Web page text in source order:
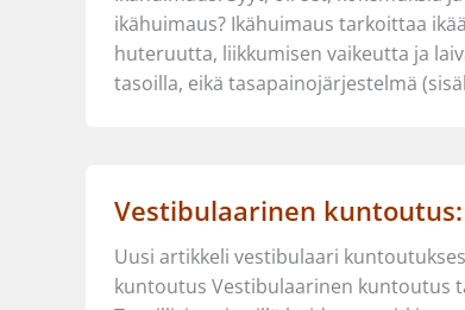
ikähuimaus? Ikähuimaus tarkoittaa
huteruutta, liikkumisen vaikeutta ja
tasoilla, eikä tasapainojärjestelmä
Vestibulaarinen
Uusi artikkeli vestibulaari
kuntoutus Vestibulaarinen kuntoutus